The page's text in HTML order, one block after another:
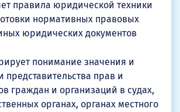
правила юридической техники
нормативных правовых
юридических документов
понимание значения и
представительства прав и
граждан и организаций в судах,
органах, органах местного